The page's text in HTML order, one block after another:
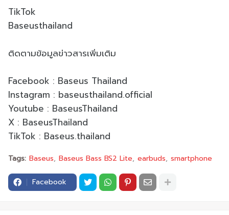
TikTok
Baseusthailand
ติดตามข้อมูลข่าวสารเพิ่มเติม
Facebook : Baseus Thailand
Instagram : baseusthailand.official
Youtube : BaseusThailand
X : BaseusThailand
TikTok : Baseus.thailand
Tags: Baseus Baseus Bass BS2 Lite earbuds smartphone
Facebook